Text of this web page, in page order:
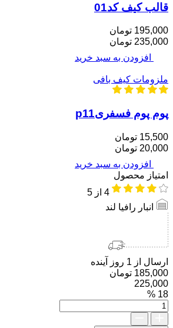
قالب کیف کد01
195,000 تومان
235,000 تومان
افزودن به سبد خرید
ملزومات کیف بافی
پوم پوم فسفریp11
15,500 تومان
20,000 تومان
افزودن به سبد خرید
امتیاز محصول
4 از 5
انبار رافیا لند
ارسال از 1 روز آینده
185,000 تومان
225,000
18 %
توری
کیفبافی(قالب